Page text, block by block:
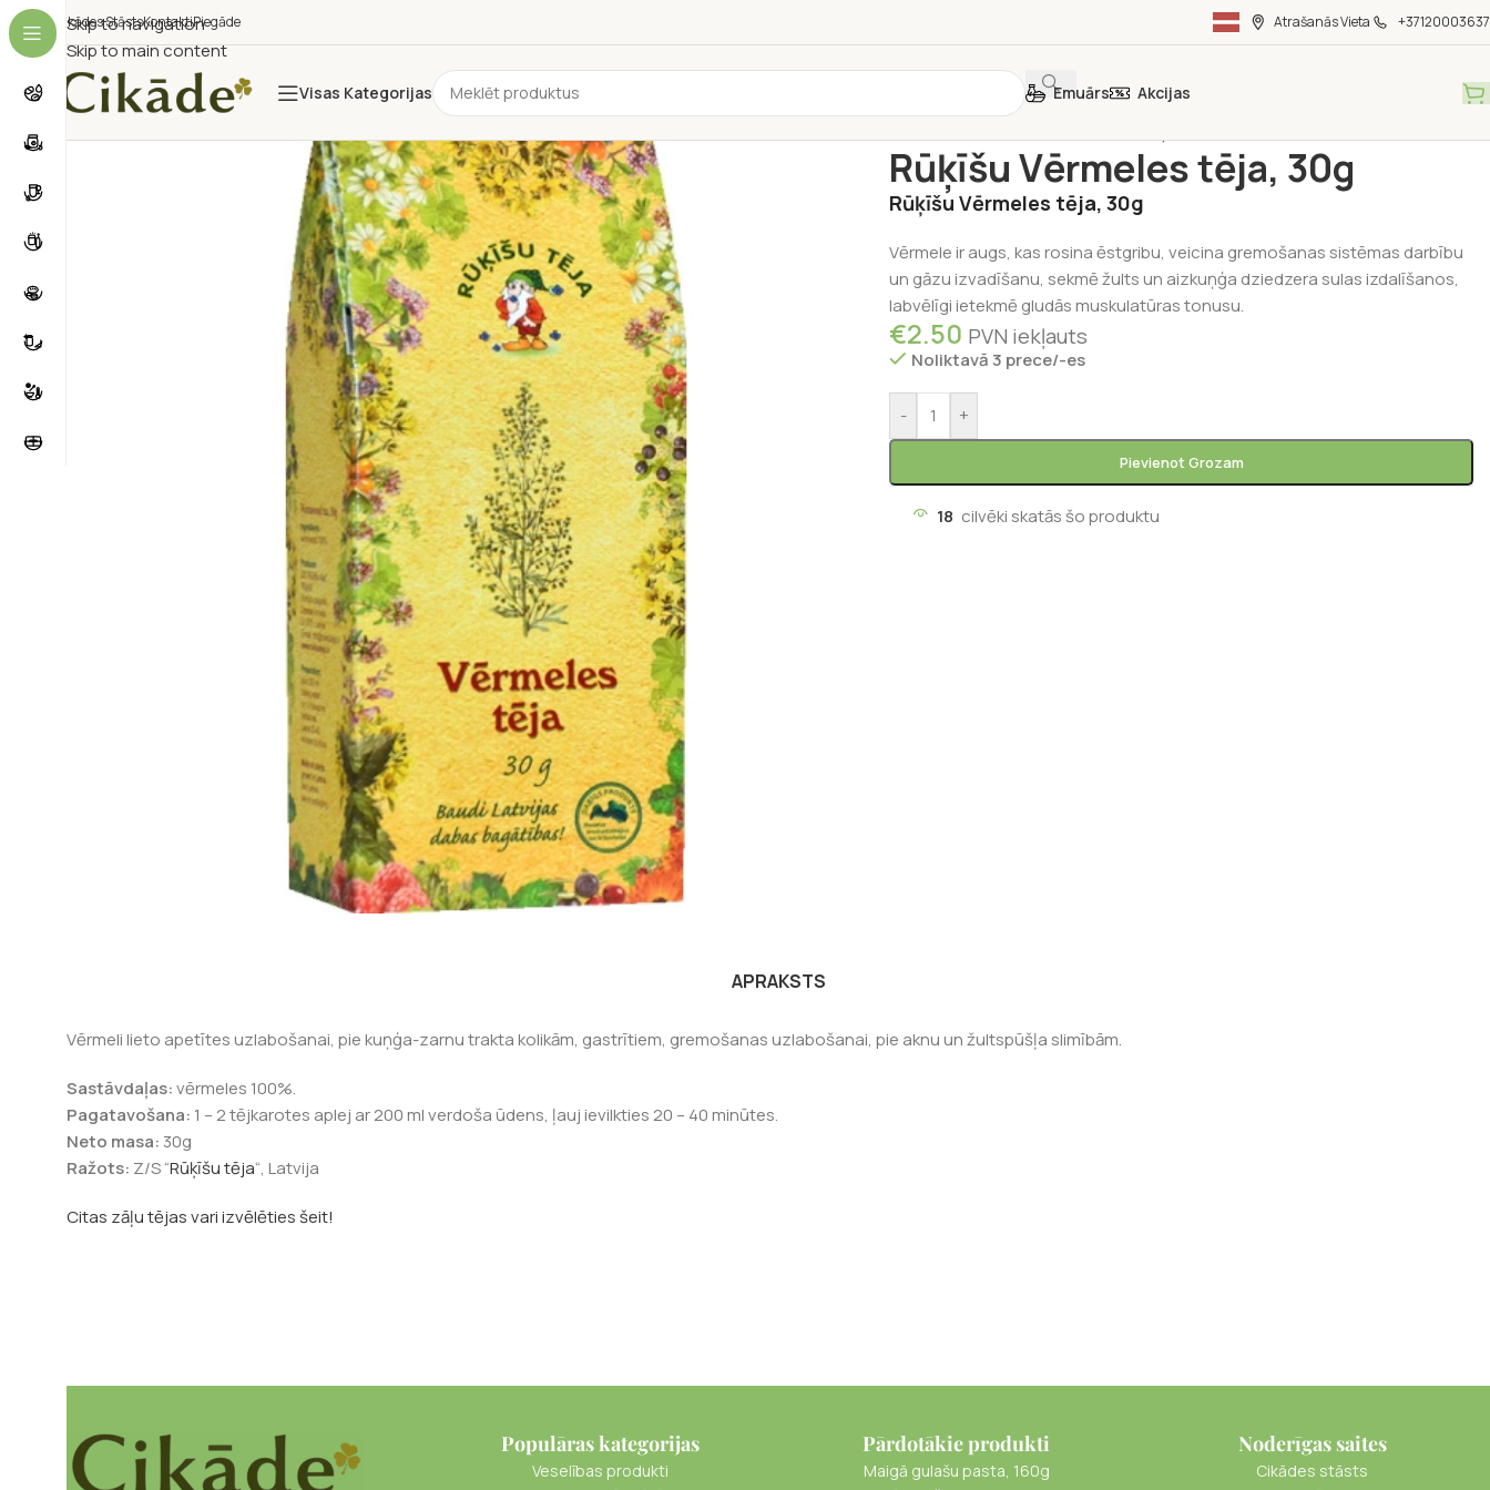
Skip to navigation
Skip to main content
Cikādes StāstsKontaktiPiegāde Atrašanās Vieta +37120003637
Visas Kategorijas Emuārs Akcijas
Rūķīšu Vērmeles tēja, 30g
Rūķīšu Vērmeles tēja, 30g
Vērmele ir augs, kas rosina ēstgribu, veicina gremošanas sistēmas darbību
un gāzu izvadīšanu, sekmē žults un aizkuņģa dziedzera sulas izdalīšanos,
labvēlīgi ietekmē gludās muskulatūras tonusu.
€2.50 PVN iekļauts
Noliktavā 3 prece/-es
- +
Pievienot Grozam
18 cilvēki skatās šo produktu
APRAKSTS
Vērmeli lieto apetītes uzlabošanai, pie kuņģa-zarnu trakta kolikām, gastrītiem, gremošanas uzlabošanai, pie aknu un žultspūšļa slimībām.
Sastāvdaļas:vērmeles 100%.
Pagatavošana: 1 – 2 tējkarotes aplej ar 200 ml verdoša ūdens, ļauj ievilkties 20 – 40 minūtes.
Neto masa: 30g
Ražots: Z/S “Rūķīšu tēja“, Latvija
Citas zāļu tējas vari izvēlēties šeit!
Populāras kategorijas
Veselības produkti
Pārdotākie produkti
Maigā gulašu pasta, 160g
Noderīgas saites
Cikādes stāsts